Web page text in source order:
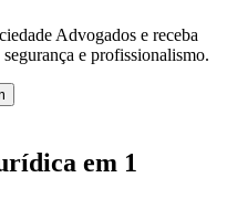
Advogados e receba
e profissionalismo.
em 1